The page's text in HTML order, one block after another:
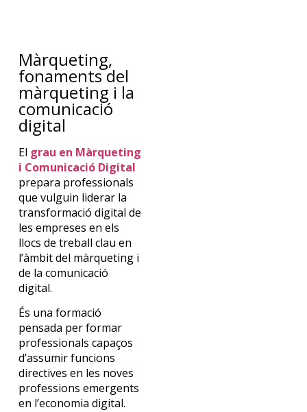
Màrqueting,
fonaments del
màrqueting i la
comunicació
digital
El grau en Màrqueting
i Comunicació Digital
prepara professionals
que vulguin liderar la
transformació digital de
les empreses en els
llocs de treball clau en
l’àmbitdel màrquetingi
de la comunicació
digital.
És una formació
pensada per formar
professionals capaços
d’assumir funcions
directives en les noves
professions emergents
en l’economia digital.